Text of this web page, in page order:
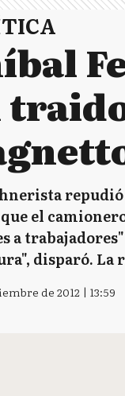
repudió
el
a
disparó. La
de 2012 | 13:59